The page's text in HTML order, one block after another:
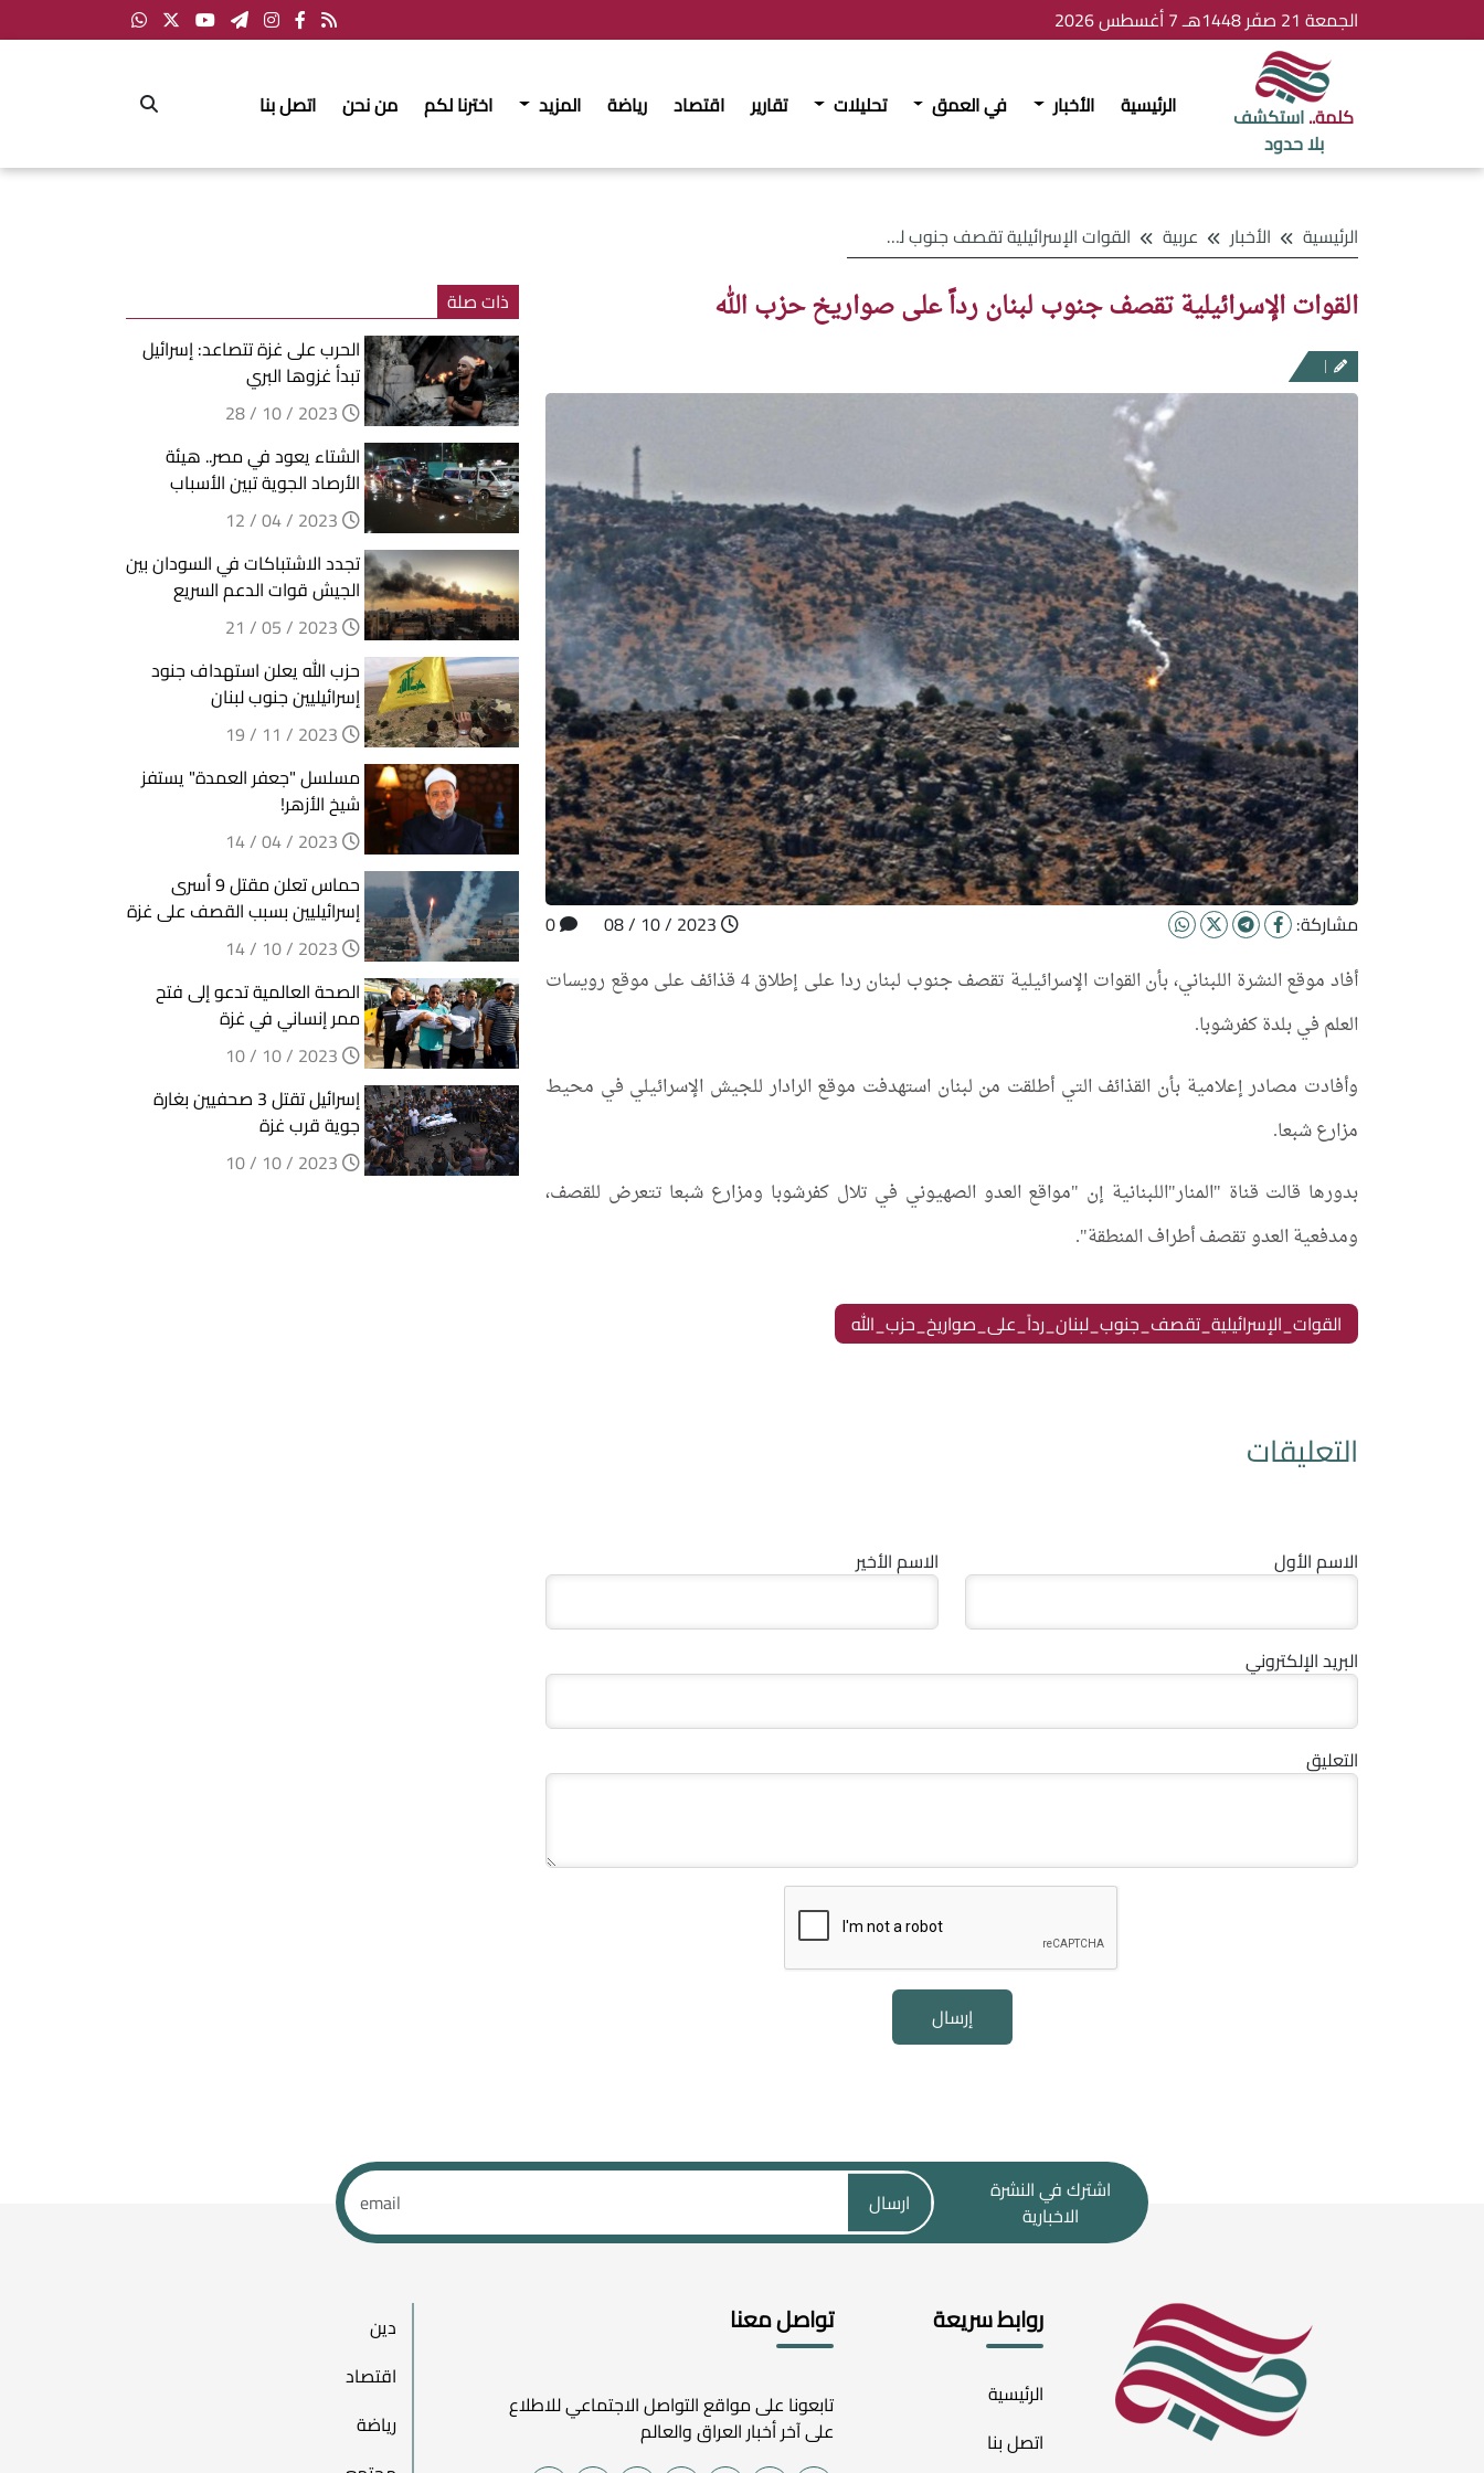
الجمعة 21 صفَر 1448هـ 7 أغسطس 2026
كلمة..استكشف
بلا حدود
الرئيسية الأخبار في العمق تحليلات تقارير اقتصاد رياضة المزيد اخترنا لكم من نحن اتصل بنا
الرئيسية الأخبار عربية القوات الإسرائيلية تقصف جنوب لبنان رداً على صواريخ حزب الله
القوات الإسرائيلية تقصف جنوب لبنان رداً على صواريخ حزب الله
مشاركة:
أفاد موقع النشرة اللبناني، بأن القوات الإسرائيلية تقصف جنوب لبنان ردا على إطلاق 4 قذائف على موقع رويسات
العلم في بلدة كفرشوبا.
وأفادت مصادر إعلامية بأن القذائف التي أطلقت من لبنان استهدفت موقع الرادار للجيش الإسرائيلي في محيط
مزارع شبعا.
بدورها قالت قناة "المنار"اللبنانية إن "مواقع العدو الصهيوني في تلال كفرشوبا ومزارع شبعا تتعرض للقصف،
ومدفعية العدو تقصف أطراف المنطقة".
القوات_الإسرائيلية_تقصف_جنوب_لبنان_رداً_على_صواريخ_حزب_الله
التعليقات
الاسم الأول الاسم الأخير
البريد الإلكتروني
التعليق
إرسال
ذات صلة
الحرب على غزة تتصاعد: إسرائيل
تبدأ غزوها البري
الشتاء يعود في مصر.. هيئة
الأرصاد الجوية تبين الأسباب
تجدد الاشتباكات في السودان بين
الجيش قوات الدعم السريع
حزب الله يعلن استهداف جنود
إسرائيليين جنوب لبنان
مسلسل "جعفر العمدة" يستفز
شيخ الأزهر!
حماس تعلن مقتل 9 أسرى
إسرائيليين بسبب القصف على غزة
الصحة العالمية تدعو إلى فتح
ممر إنساني في غزة
إسرائيل تقتل 3 صحفيين بغارة
جوية قرب غزة
اشترك في النشرة
الاخبارية
ارسال
روابط سريعة
الرئيسية
اتصل بنا
تواصل معنا
تابعونا على مواقع التواصل الاجتماعي للاطلاع
على آخر أخبار العراق والعالم
دين
اقتصاد
رياضة